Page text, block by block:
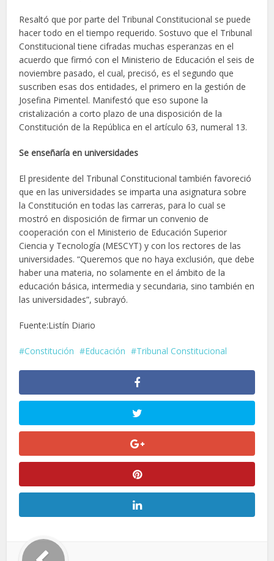
Resaltó que por parte del Tribunal Constitucional se puede
hacer todo en el tiempo requerido. Sostuvo que el Tribunal
Constitucional tiene cifradas muchas esperanzas en el
acuerdo que firmó con el Ministerio de Educación el seis de
noviembre pasado, el cual, precisó, es el segundo que
suscriben esas dos entidades, el primero en la gestión de
Josefina Pimentel. Manifestó que eso supone la
cristalización a corto plazo de una disposición de la
Constitución de la República en el artículo 63, numeral 13.
Se enseñaría en universidades
El presidente del Tribunal Constitucional también favoreció
que en las universidades se imparta una asignatura sobre
la Constitución en todas las carreras, para lo cual se
mostró en disposición de firmar un convenio de
cooperación con el Ministerio de Educación Superior
Ciencia y Tecnología (MESCYT) y con los rectores de las
universidades. “Queremos que no haya exclusión, que debe
haber una materia, no solamente en el ámbito de la
educación básica, intermedia y secundaria, sino también en
las universidades”, subrayó.
Fuente:Listín Diario
Constitución Educación Tribunal Constitucional